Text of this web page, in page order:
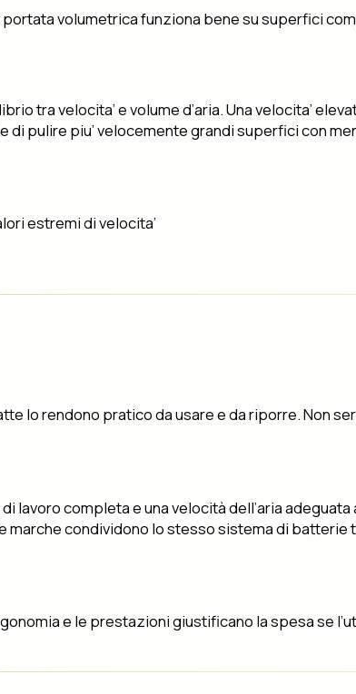
volumetrica funziona bene su superfici
tra velocita’ e volume d’aria. Una velocita’
pulire piu’ velocemente grandi superfici con
estremi di velocita’
lo rendono pratico da usare e da riporre. Non
completa e una velocità dell’aria adeguata
condividono lo stesso sistema di batterie
e le prestazioni giustificano la spesa se